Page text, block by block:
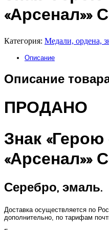
«Арсенал»»
Категория: Медали, ордена,
Описание
Описание
ПРОДАНО
Знак
«Арсенал»»
Серебро, эмаль.
Доставка осуществляется по
дополнительно, по тарифам